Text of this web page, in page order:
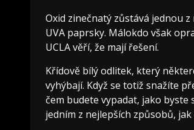
Oxid zinečnatý zůstává jednou
UVA paprsky. Málokdo však
UCLA věří, že mají řešení.
Křídově bílý odlitek, který
vyhýbají. Když se totiž snažíte
čem budete vypadat, jako byste
jedním z nejlepších způsobů,